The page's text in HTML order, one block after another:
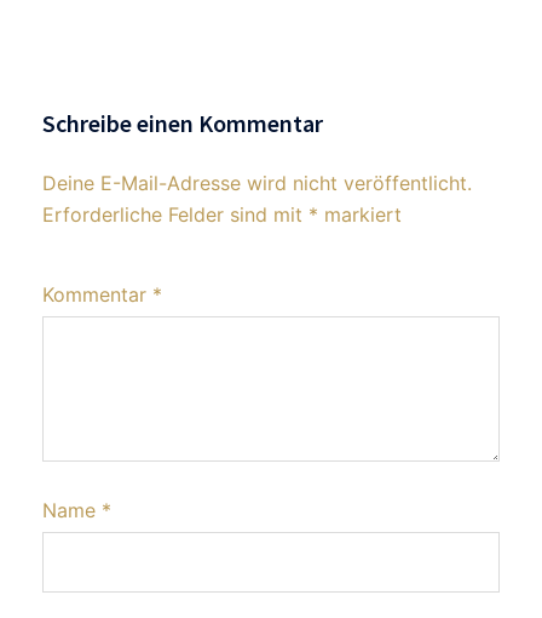
Schreibe einen Kommentar
Deine E-Mail-Adresse wird nicht veröffentlicht.
Erforderliche Felder sind mit * markiert
Kommentar *
Name *